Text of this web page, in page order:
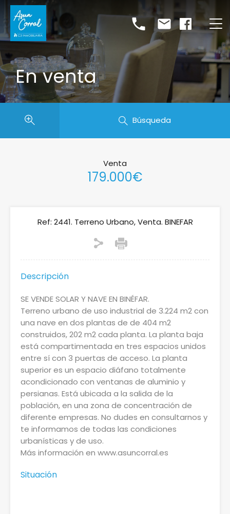
En venta
Búsqueda
Venta
179.000€
Ref: 2441. Terreno Urbano, Venta. BINEFAR
Descripción
SE VENDE SOLAR Y NAVE EN BINÉFAR.
Terreno urbano de uso industrial de 3.224 m2 con
una nave en dos plantas de de 404 m2
construidos, 202 m2 cada planta. La planta baja
está compartimentada en tres espacios unidos
entre sí con 3 puertas de acceso. La planta
superior es un espacio diáfano totalmente
acondicionado con ventanas de aluminio y
persianas. Está ubicada a la salida de la
población, en una zona de concentración de
diferente empresas. No dudes en consultarnos y
te informamos de todas las condiciones
urbanísticas y de uso.
Más información en www.asuncorral.es
Situación